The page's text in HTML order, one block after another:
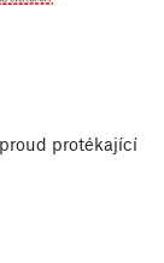
protékající